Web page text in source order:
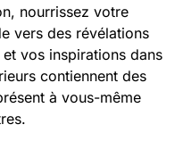
nourrissez votre
vers des révélations
vos inspirations dans
contiennent des
à vous-même